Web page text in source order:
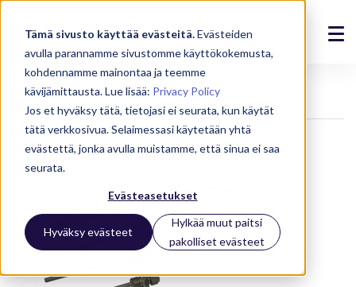
Tämä sivusto käyttää evästeitä.Evästeiden
avulla parannamme sivustomme käyttökokemusta,
kohdennamme mainontaa ja teemme
kävijämittausta. Lue lisää: Privacy Policy
Jos et hyväksy tätä, tietojasi ei seurata, kun käytät
tätä verkkosivua. Selaimessasi käytetään yhtä
evästettä, jonka avulla muistamme, että sinua ei saa
seurata.
Evästeasetukset
Hyväksy evästeet
Hylkää muut paitsi
pakolliset evästeet
Ratkaisut
Tuotteet
Referenssit
Ajankohtaista
Meistä
Laitteet Anturit TWCP suojaputket